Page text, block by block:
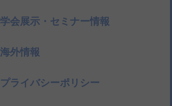
学会展示・セミナー情報
海外情報
プライバシーポリシー